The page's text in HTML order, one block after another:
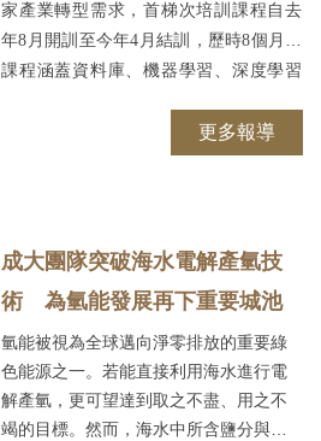
家產業轉型需求，首梯次培訓課程自去
年8月開訓至今年4月結訓，歷時8個月，
課程涵蓋資料庫、機器學習、深度學習
成企業媒合，進入企業實習或正式任
2026-07-14
更多報導
成大團隊突破海水電解產氫技
術 為氫能發展再下重要城池
氫能被視為全球邁向淨零排放的重要綠
色能源之一。若能直接利用海水進行電
解產氫，更可望達到取之不盡、用之不
竭的目標。然而，海水中所含鹽分與氯